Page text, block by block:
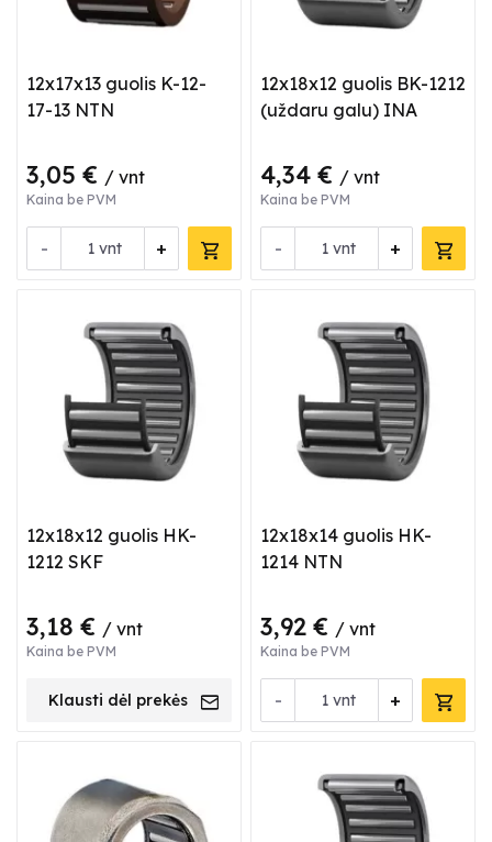
12x17x13 guolis K-12-
17-13 NTN
3,05 € / vnt
Kaina be PVM
- +
vnt
12x18x12 guolis BK-1212
(uždaru galu) INA
4,34 € / vnt
Kaina be PVM
- +
vnt
12x18x12 guolis HK-
1212 SKF
3,18 € / vnt
Kaina be PVM
Klausti dėl prekės
12x18x14 guolis HK-
1214 NTN
3,92 € / vnt
Kaina be PVM
- +
vnt